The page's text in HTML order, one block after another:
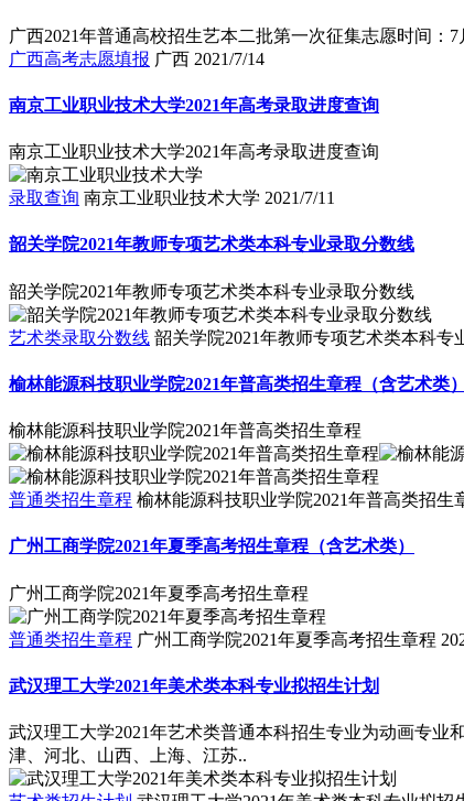
广西2021年普通高校招生艺本二批第一次征集志愿时间：7
广西高考志愿填报 广西 2021/7/14
南京工业职业技术大学2021年高考录取进度查询
南京工业职业技术大学2021年高考录取进度查询
录取查询 南京工业职业技术大学 2021/7/11
韶关学院2021年教师专项艺术类本科专业录取分数线
韶关学院2021年教师专项艺术类本科专业录取分数线
艺术类录取分数线 韶关学院2021年教师专项艺术类本科专
榆林能源科技职业学院2021年普高类招生章程（含艺术类）
榆林能源科技职业学院2021年普高类招生章程
普通类招生章程 榆林能源科技职业学院2021年普高类招生
广州工商学院2021年夏季高考招生章程（含艺术类）
广州工商学院2021年夏季高考招生章程
普通类招生章程 广州工商学院2021年夏季高考招生章程
武汉理工大学2021年美术类本科专业拟招生计划
武汉理工大学2021年艺术类普通本科招生专业为动画专
津、河北、山西、上海、江苏..